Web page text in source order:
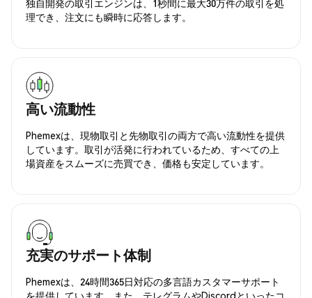
独自開発の取引エンジンは、1秒間に最大30万件の取引を処
理でき、注文にも瞬時に応答します。
高い流動性
Phemexは、現物取引と先物取引の両方で高い流動性を提供
しています。取引が活発に行われているため、すべての上
場資産をスムーズに売買でき、価格も安定しています。
充実のサポート体制
Phemexは、24時間365日対応の多言語カスタマーサポート
を提供しています。また、テレグラムやDiscordといったコ